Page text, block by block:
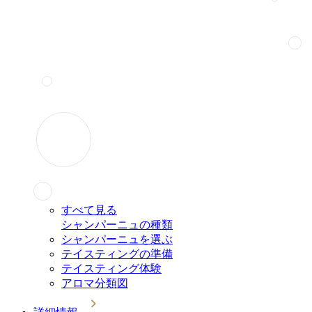
すべて見る
シャンパーニュの種類
シャンパーニュを選ぶ
テイスティングの準備
テイスティング体験
アロマ分類図